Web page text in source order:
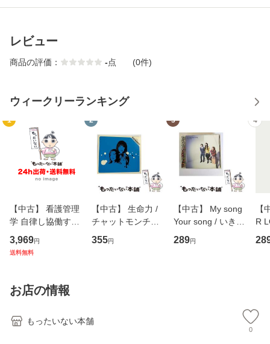
レビュー
商品の評価： -点 (0件)
ウィークリーランキング
1
【中古】 看護管理
学 自律し協働する
専門職の看護マネ
ジメントスキル 改
恵 藤本幸三 / 南江
堂 [単行
3,969円
送料無料
2
【中古】 生命力 /
チャットモンチー /
キューンレコード
[CD]【メール便送
355円
3
【中古】 My song
Your song / いきも
のがかり / [CD]
【メール便送料無
289円
4
【
R
産
お店の情報
もったいない本舗
0